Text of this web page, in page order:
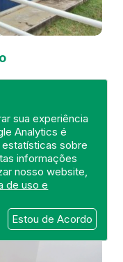
sua experiência
Analytics é
sobre
informações
nosso website,
de uso e
Estou de Acordo